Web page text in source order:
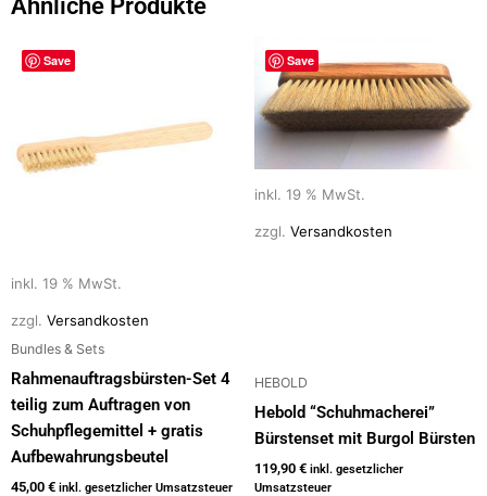
Ähnliche Produkte
Save
inkl. 19 % MwSt.
zzgl. Versandkosten
Bundles & Sets
Rahmenauftragsbürsten-Set 4
teilig zum Auftragen von
Schuhpflegemittel + gratis
Aufbewahrungsbeutel
45,00 € inkl. gesetzlicher Umsatzsteuer
Save
inkl. 19 % MwSt.
zzgl. Versandkosten
HEBOLD
Hebold “Schuhmacherei”
Bürstenset mit Burgol Bürsten
119,90 € inkl. gesetzlicher
Umsatzsteuer